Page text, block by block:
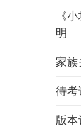
《
明
家
待
版